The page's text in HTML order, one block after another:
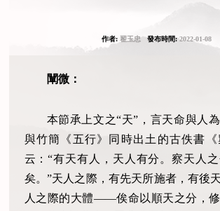
作者:翟玉忠發布時間:2022-01-08
闡微：
本節承上文之“天”，言天命與人為
與竹簡《五行》同時出土的古佚書
云：“有天有人，天人有分。察天人
矣。”天人之際，有先天所施者，有後
人之際的大體——俟命以順天之分，